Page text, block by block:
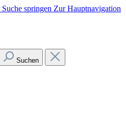
springen Zur Hauptnavigation
Suchen